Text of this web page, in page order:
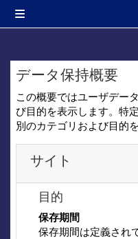
メインコンテンツへスキップ
サイドパネル
データ保持概要
この概要ではユーザデー
び目的を表示します。特
別のカテゴリおよび目的
サイト
目的
保存期間
保存期間は定義され